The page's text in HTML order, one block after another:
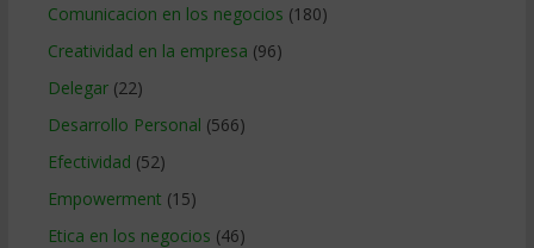
Comunicacion en los negocios (180)
Creatividad en la empresa (96)
Delegar(22)
Desarrollo Personal (566)
Efectividad (52)
Empowerment (15)
Etica en los negocios (46)